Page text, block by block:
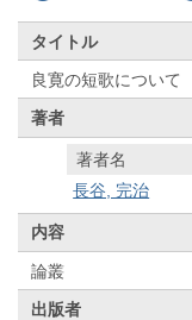
タイトル
良寛の短歌について
著者
著者名
長谷, 完治
内容
論叢
出版者